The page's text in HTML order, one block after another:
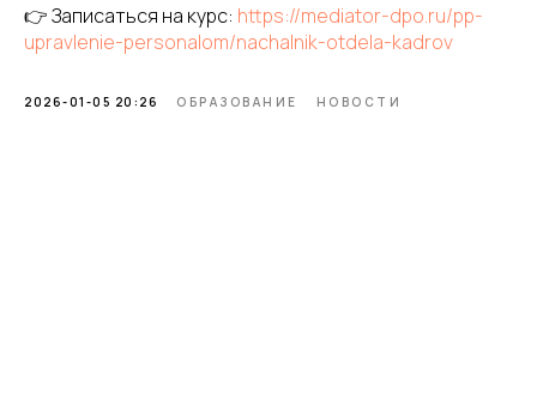
👉 Записаться на курс: https://mediator-dpo.ru/pp-
upravlenie-personalom/nachalnik-otdela-kadrov
2026-01-05 20:26 ОБРАЗОВАНИЕ НОВОСТИ